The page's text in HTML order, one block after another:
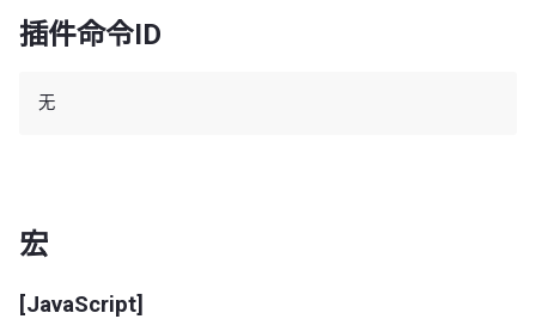
插件命令ID
宏
[JavaScript]